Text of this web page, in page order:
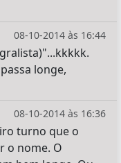
08-10-2014 às 16:44
longe,
08-10-2014 às 16:36
turno que o
o nome. O